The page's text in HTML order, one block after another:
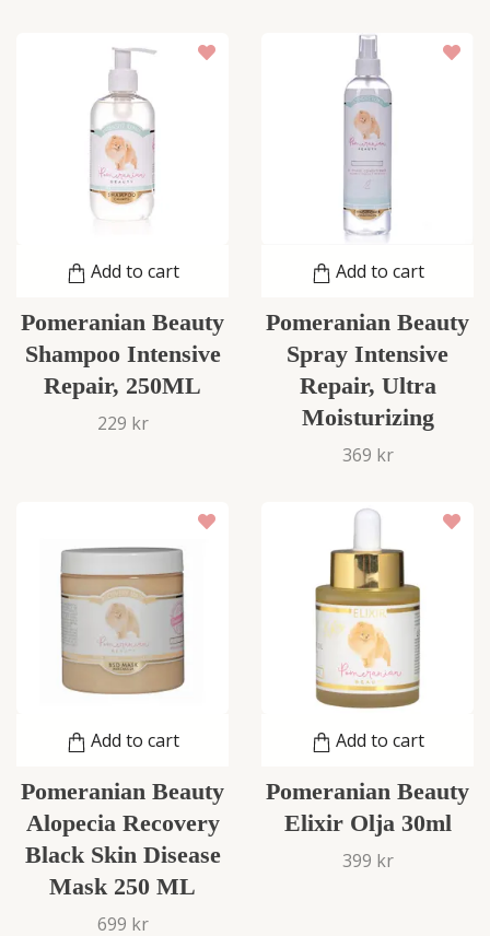
Add to cart
Pomeranian Beauty
Shampoo Intensive
Repair, 250ML
229 kr
Add to cart
Pomeranian Beauty
Spray Intensive
Repair, Ultra
Moisturizing
369 kr
Add to cart
Pomeranian Beauty
Alopecia Recovery
Black Skin Disease
Mask 250 ML
699 kr
Add to cart
Pomeranian Beauty
Elixir Olja 30ml
399 kr